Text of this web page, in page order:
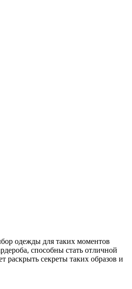
одежды для таких моментов
способны стать отличной
раскрыть секреты таких образов и